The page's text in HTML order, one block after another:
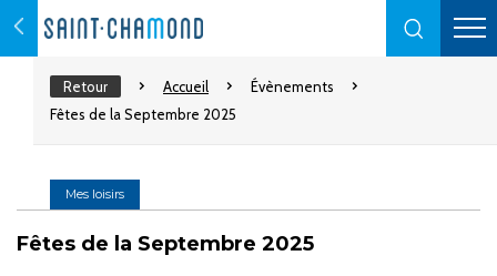
Retour Accueil
Évènements
Fêtes de la Septembre 2025
Mes loisirs
Fêtes de la Septembre 2025